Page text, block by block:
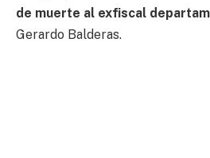
de muerte al exfiscal
Gerardo Balderas.